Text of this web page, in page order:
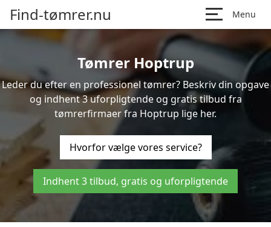
Find-tømrer.nu Menu
Tømrer Hoptrup
Leder du efter en professionel tømrer? Beskriv din opgave
og indhent 3 uforpligtende og gratis tilbud fra
tømrerfirmaer fra Hoptrup lige her.
Hvorfor vælge vores service?
Indhent 3 tilbud, gratis og uforpligtende